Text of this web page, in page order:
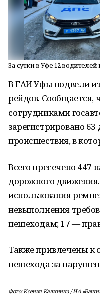
За сутки в Уфе 12
В ГАИ Уфы подвели
рейдов. Сообщается,
сотрудниками
зарегистрировано
происшествия, в
Всего пресечено
дорожного
использования
невыполнения
пешеходам; 17 —
Также привлечены к
пешехода за
Фото: Ксения Калинина / ИА